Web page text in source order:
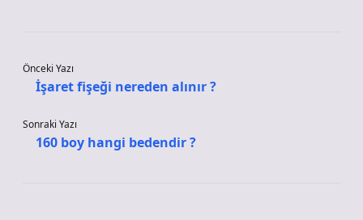
Önceki Yazı
İşaret fişeği nereden alınır ?
Sonraki Yazı
160 boy hangi bedendir ?